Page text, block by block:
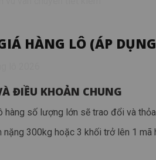
HÀNG LÔ (ÁP
ĐIỀU KHOẢN CHUNG
hàng số lượng lớn sẽ trao đổi và
nặng 300kg hoặc 3 khối trở lên 1